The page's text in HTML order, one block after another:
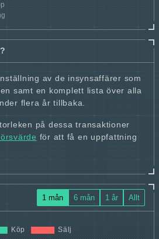
av de insynsaffärer som
samt en komplett lista över alla
flera år tillbaka.
på dessa transaktioner
för att få en uppfattning
1 mån 6 mån 1 år Allt